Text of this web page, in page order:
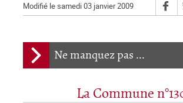
Ne manquez pas ...
La Commune
Modifié le samedi 03 janvier 2009